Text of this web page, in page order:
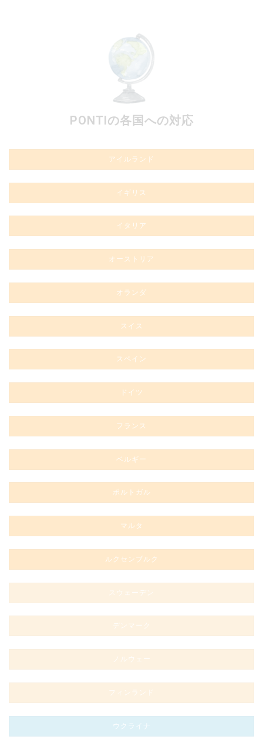
PONTIの各国への対応
アイルランド
イギリス
イタリア
オーストリア
オランダ
スイス
スペイン
ドイツ
フランス
ベルギー
ポルトガル
マルタ
ルクセンブルク
スウェーデン
デンマーク
ノルウェー
フィンランド
ウクライナ